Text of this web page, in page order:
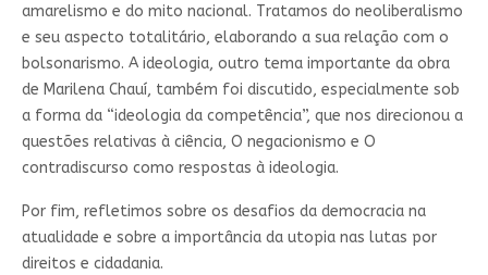
amarelismo e do mito nacional. Tratamos do neoliberalismo
e seu aspecto totalitário, elaborando a sua relação com o
bolsonarismo. A ideologia, outro tema importante da obra
de Marilena Chauí, também foi discutido, especialmente sob
a forma da “ideologia da competência”, que nos direcionou a
questões relativas à ciência, O negacionismo e O
contradiscurso como respostas à ideologia.
Por fim, refletimos sobre os desafios da democracia na
atualidade e sobre a importância da utopia nas lutas por
direitos e cidadania.